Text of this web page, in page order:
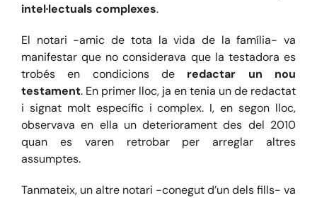
intel·lectuals complexes.
El notari -amic de tota la vida de la família- va
manifestar que no considerava que la testadora es
trobés en condicions de redactar un nou
testament. En primer lloc, ja en tenia un de redactat
i signat molt específic i complex. I, en segon lloc,
observava en ella un deteriorament des del 2010
quan es varen retrobar per arreglar altres
assumptes.
Tanmateix, un altre notari -conegut d’un dels fills- va